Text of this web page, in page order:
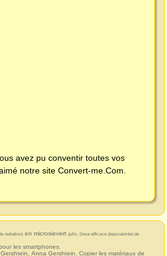
avez pu conventir toutes vos
notre site Convert-me.Com
radiation) en microsievert (µSv, Dose efficace (équivalente) de
les smartphones.
Anna Gershtein . Copier les matériaux de